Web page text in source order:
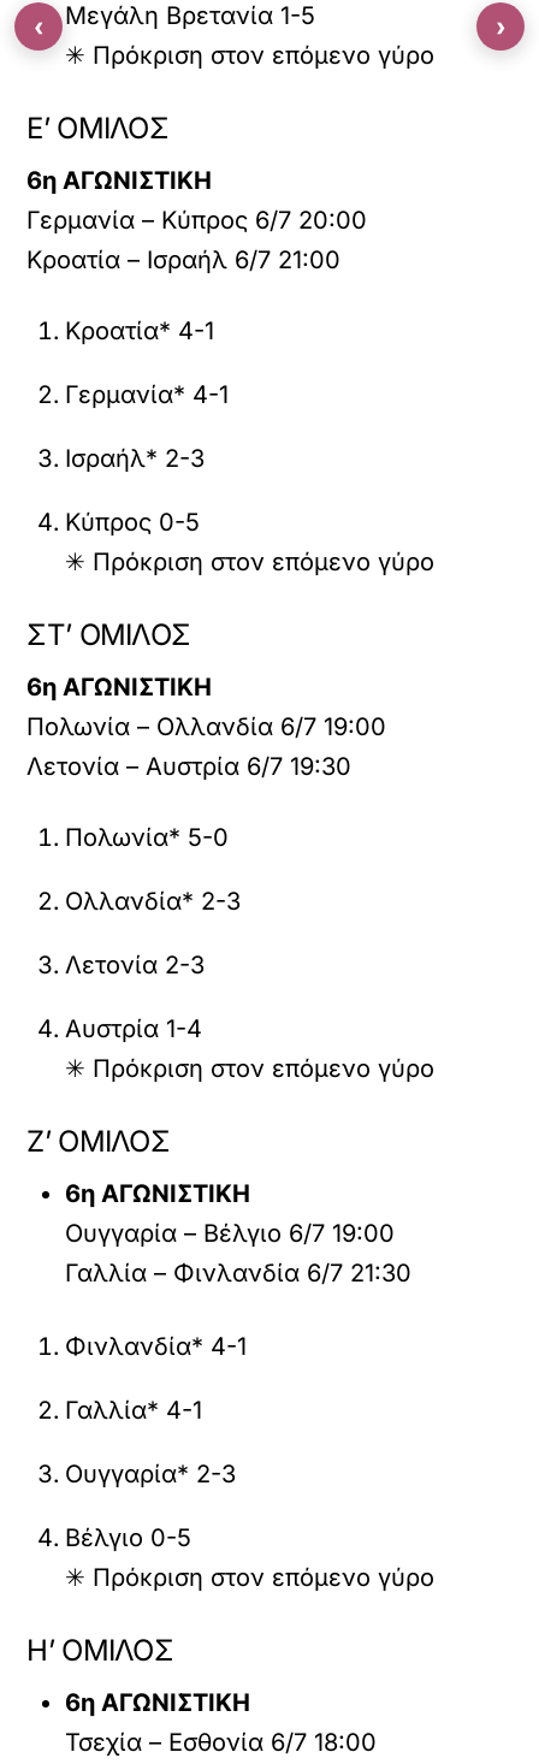
Μεγάλη Βρετανία 1-5
✳ Πρόκριση στον επόμενο γύρο
Ε’ ΟΜΙΛΟΣ
6η ΑΓΩΝΙΣΤΙΚΗ
Γερμανία – Κύπρος 6/7 20:00
Κροατία – Ισραήλ 6/7 21:00
Κροατία* 4-1
Γερμανία* 4-1
Ισραήλ* 2-3
Κύπρος 0-5
✳ Πρόκριση στον επόμενο γύρο
ΣΤ’ ΟΜΙΛΟΣ
6η ΑΓΩΝΙΣΤΙΚΗ
Πολωνία – Ολλανδία 6/7 19:00
Λετονία – Αυστρία 6/7 19:30
Πολωνία* 5-0
Ολλανδία* 2-3
Λετονία 2-3
Αυστρία 1-4
✳ Πρόκριση στον επόμενο γύρο
Ζ’ ΟΜΙΛΟΣ
6η ΑΓΩΝΙΣΤΙΚΗ
Ουγγαρία – Βέλγιο 6/7 19:00
Γαλλία – Φινλανδία 6/7 21:30
Φινλανδία* 4-1
Γαλλία* 4-1
Ουγγαρία* 2-3
Βέλγιο 0-5
✳ Πρόκριση στον επόμενο γύρο
Η’ ΟΜΙΛΟΣ
6η ΑΓΩΝΙΣΤΙΚΗ
Τσεχία – Εσθονία 6/7 18:00
‹ ›